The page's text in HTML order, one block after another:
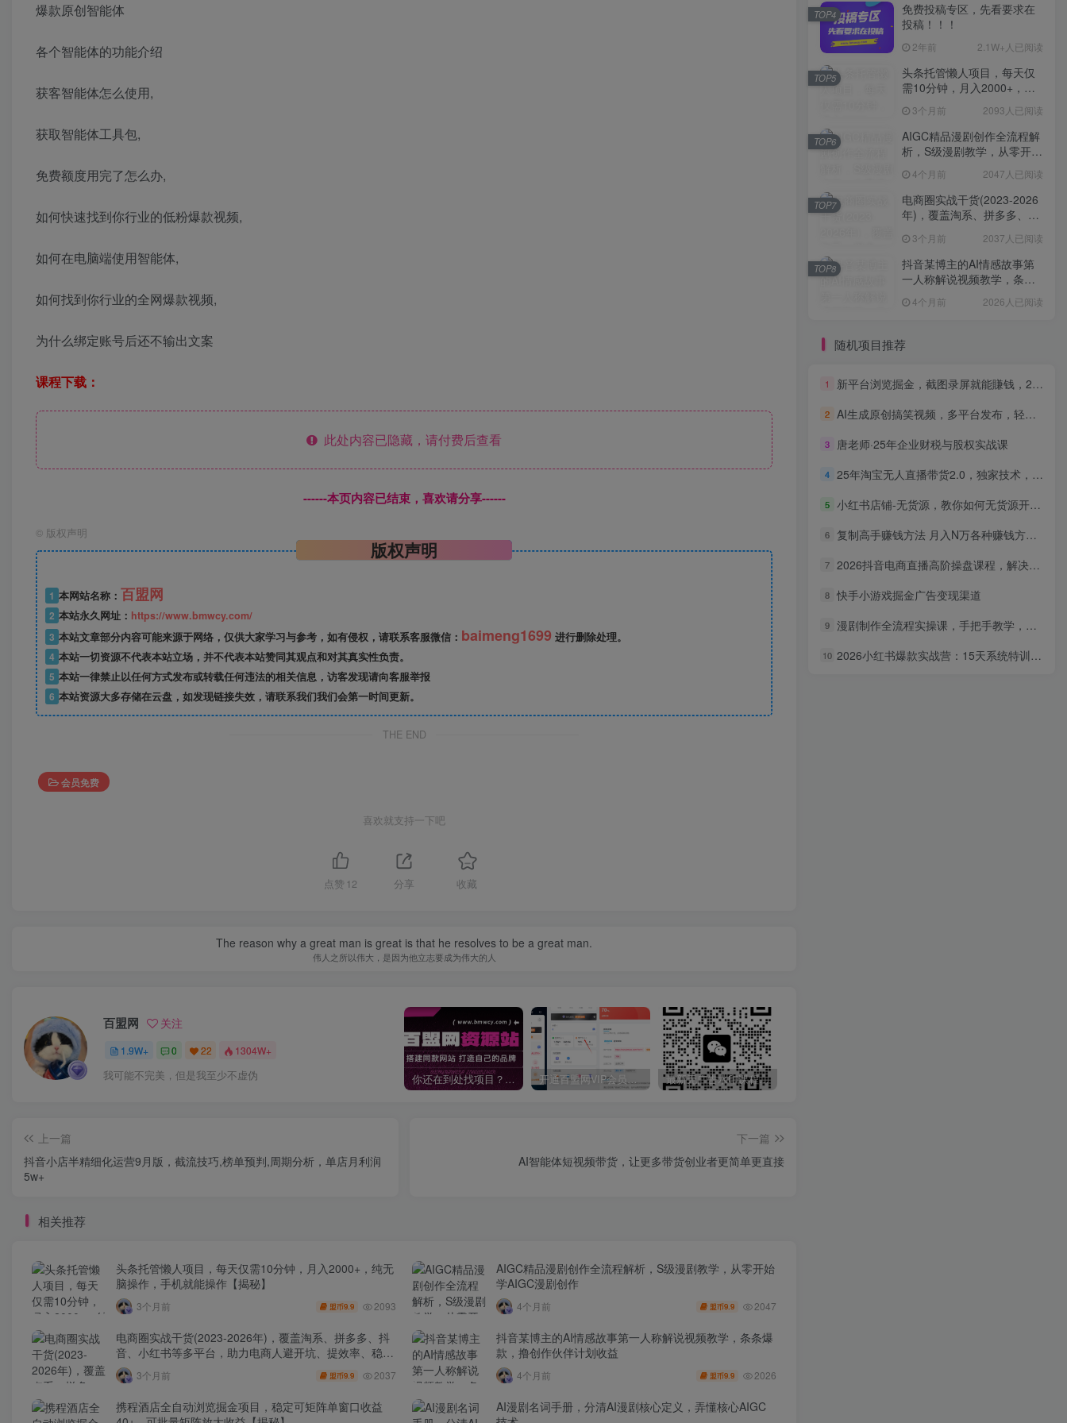
爆款原创智能体
各个智能体的功能介绍
获客智能体怎么使用,
获取智能体工具包,
免费额度用完了怎么办,
如何快速找到你行业的低粉爆款视频,
如何在电脑端使用智能体,
如何找到你行业的全网爆款视频,
为什么绑定账号后还不输出文案
课程下载：
此处内容已隐藏，请付费后查看
------本页内容已结束，喜欢请分享------
© 版权声明
版权声明
1 本网站名称： 百盟网
2 本站永久网址： https://www.bmwcy.com/
3 本站文章部分内容可能来源于网络，仅供大家学习与参考，如有侵权，请联系客服微信： baimeng1699 进行删除处理。
4 本站一切资源不代表本站立场，并不代表本站赞同其观点和对其真实性负责。
5 本站一律禁止以任何方式发布或转载任何违法的相关信息，访客发现请向客服举报
6 本站资源大多存储在云盘，如发现链接失效，请联系我们我们会第一时间更新。
THE END
会员免费
喜欢就支持一下吧
点赞 12 分享 收藏
The reason why a great man is great is that he resolves to be a great man.
伟人之所以伟大，是因为他立志要成为伟大的人
百盟网 关注
1.9W+ 0 22 1304W+
我可能不完美，但是我至少不虚伪 你还在到处找项目？还在当韭菜？我靠卖项目一个月收入5万+，曾经我也是个失败者。 最新无广告水印课程资源 长期更新
上一篇
抖音小店半精细化运营9月版，截流技巧,榜单预判,周期分析，单店月利润
5w+
下一篇
AI智能体短视频带货，让更多带货创业者更简单更直接
相关推荐
头条托管懒人项目，每天仅需10分钟，月入2000+，纯无
脑操作，手机就能操作【揭秘】
3个月前 盟币9.9 2093
AIGC精品漫剧创作全流程解析，S级漫剧教学，从零开始
学AIGC漫剧创作
4个月前 盟币9.9 2047
电商圈实战干货(2023-2026年)，覆盖淘系、拼多多、抖
音、小红书等多平台，助力电商人避开坑、提效率、稳盈
利(更新4月)
3个月前 盟币9.9 2037
抖音某博主的AI情感故事第一人称解说视频教学，条条爆
款，撸创作伙伴计划收益
4个月前 盟币9.9 2026
携程酒店全自动浏览掘金项目，稳定可矩阵单窗口收益
AI漫剧名词手册，分清AI漫剧核心定义，弄懂核心AIGC
免费投稿专区，先看要求在
投稿！！！
2年前 2.1W+人已阅读
TOP4
头条托管懒人项目，每天仅
需10分钟，月入2000+，纯
【揭秘】
3个月前 2093人已阅读
TOP5
AIGC精品漫剧创作全流程解
析，S级漫剧教学，从零开始
4个月前 2047人已阅读
TOP6
电商圈实战干货(2023-2026
年)，覆盖淘系、拼多多、抖
电商人避开坑、提效率、稳
盈利(更新4月)
3个月前 2037人已阅读
TOP7
抖音某博主的AI情感故事第
一人称解说视频教学，条条
4个月前 2026人已阅读
TOP8
随机项目推荐
1 新平台浏览掘金，截图录屏就能賺钱，2分钟一单，不限时间，不限单量，一天5张+【揭秘】
2 AI生成原创搞笑视频，多平台发布，轻松日入1000+
3 唐老师·25年企业财税与股权实战课
4 25年淘宝无人直播带货2.0，独家技术，开播爆单，纯小白易上手，不封号，不违规，，日入2000+
5 小红书店铺-无货源，教你如何无货源开店铺，找对自己定位
6 复制高手赚钱方法 月入N万各种赚钱方法复盘
7 2026抖音电商直播高阶操盘课程，解决流量不稳定投产低问题，数据复盘千川投放全盘优化
8 快手小游戏掘金广告变现渠道
9 漫剧制作全流程实操课，手把手教学，覆盖认知、起号、改文、配音全环节，新手可直接落地
10 2026小红书爆款实战营：15天系统特训｜精准账号定位｜黄金内容结构｜成套素材公式落地教程